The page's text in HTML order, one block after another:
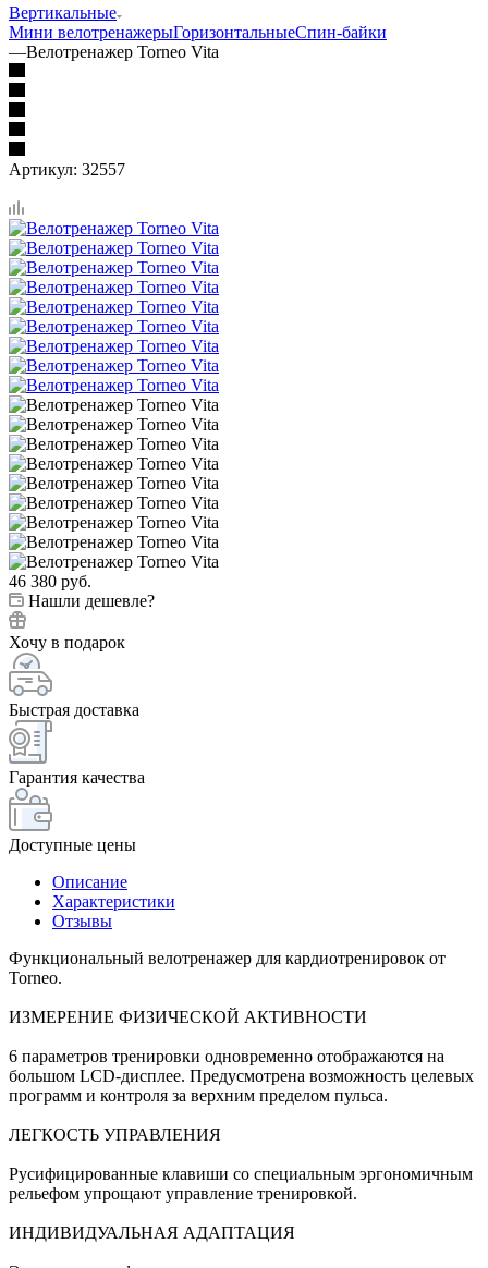
Вертикальные
Мини велотренажерыГоризонтальныеСпин-байки
—Велотренажер Torneo Vita
Артикул: 32557
46 380 руб.
Нашли дешевле?
Хочу в подарок
Быстрая доставка
Гарантия качества
Доступные цены
Описание
Характеристики
Отзывы
Функциональный велотренажер для кардиотренировок от
Torneo.
ИЗМЕРЕНИЕ ФИЗИЧЕСКОЙ АКТИВНОСТИ
6 параметров тренировки одновременно отображаются на
большом LCD-дисплее. Предусмотрена возможность целевых
программ и контроля за верхним пределом пульса.
ЛЕГКОСТЬ УПРАВЛЕНИЯ
Русифицированные клавиши со специальным эргономичным
рельефом упрощают управление тренировкой.
ИНДИВИДУАЛЬНАЯ АДАПТАЦИЯ